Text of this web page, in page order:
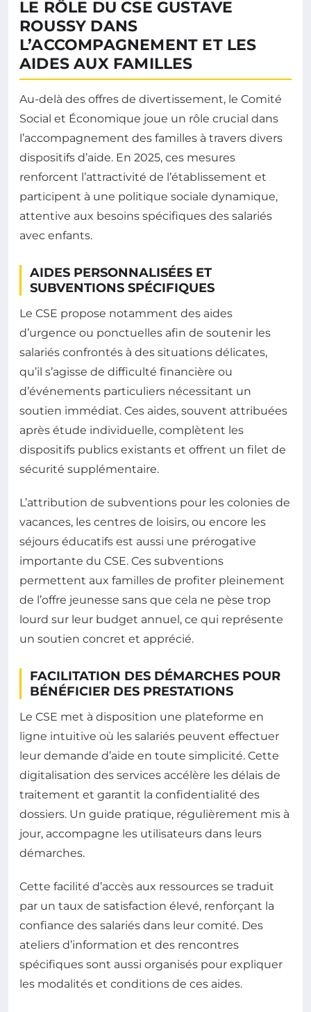
LE RÔLE DU CSE GUSTAVE
ROUSSY DANS
L’ACCOMPAGNEMENT ET LES
AIDES AUX FAMILLES
Au-delà des offres de divertissement, le Comité
Social et Économique joue un rôle crucial dans
l’accompagnement des familles à travers divers
dispositifs d’aide. En 2025, ces mesures
renforcent l’attractivité de l’établissement et
participent à une politique sociale dynamique,
attentive aux besoins spécifiques des salariés
avec enfants.
AIDES PERSONNALISÉES ET
SUBVENTIONS SPÉCIFIQUES
Le CSE propose notamment des aides
d’urgence ou ponctuelles afin de soutenir les
salariés confrontés à des situations délicates,
qu’il s’agisse de difficulté financière ou
d’événements particuliers nécessitant un
soutien immédiat. Ces aides, souvent attribuées
après étude individuelle, complètent les
dispositifs publics existants et offrent un filet de
sécurité supplémentaire.
L’attribution de subventions pour les colonies de
vacances, les centres de loisirs, ou encore les
séjours éducatifs est aussi une prérogative
importante du CSE. Ces subventions
permettent aux familles de profiter pleinement
de l’offre jeunesse sans que cela ne pèse trop
lourd sur leur budget annuel, ce qui représente
un soutien concret et apprécié.
FACILITATION DES DÉMARCHES POUR
BÉNÉFICIER DES PRESTATIONS
Le CSE met à disposition une plateforme en
ligne intuitive où les salariés peuvent effectuer
leur demande d’aide en toute simplicité. Cette
digitalisation des services accélère les délais de
traitement et garantit la confidentialité des
dossiers. Un guide pratique, régulièrement mis à
jour, accompagne les utilisateurs dans leurs
démarches.
Cette facilité d’accès aux ressources se traduit
par un taux de satisfaction élevé, renforçant la
confiance des salariés dans leur comité. Des
ateliers d’information et des rencontres
spécifiques sont aussi organisés pour expliquer
les modalités et conditions de ces aides.